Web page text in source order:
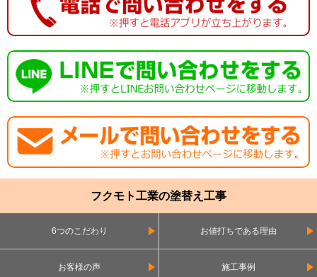
フクモト工業の塗替え工事
6つのこだわり お値打ちである理由
お客様の声 施工事例